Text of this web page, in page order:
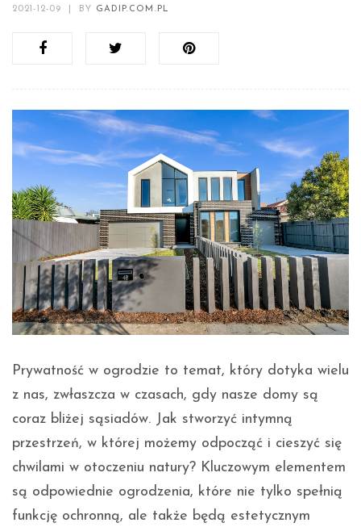
2021-12-09 BY GADIP.COM.PL
Prywatność w ogrodzie to temat, który dotyka wielu
z nas, zwłaszcza w czasach, gdy nasze domy są
coraz bliżej sąsiadów. Jak stworzyć intymną
przestrzeń, w której możemy odpocząć i cieszyć się
chwilami w otoczeniu natury? Kluczowym elementem
są odpowiednie ogrodzenia, które nie tylko spełnią
funkcję ochronną, ale także będą estetycznym